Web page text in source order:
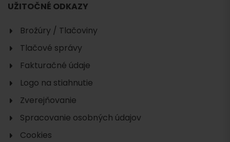
UŽITOČNÉ ODKAZY
Brožúry / Tlačoviny
Tlačové správy
Fakturačné údaje
Logo na stiahnutie
Zverejňovanie
Spracovanie osobných údajov
Cookies